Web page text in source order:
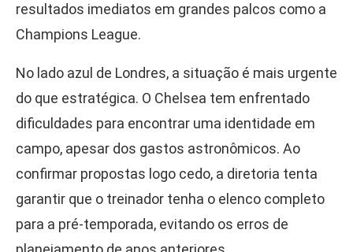
resultados imediatos em grandes palcos como a
Champions League.
No lado azul de Londres, a situação é mais urgente
do que estratégica. O Chelsea tem enfrentado
dificuldades para encontrar uma identidade em
campo, apesar dos gastos astronômicos. Ao
confirmar propostas logo cedo, a diretoria tenta
garantir que o treinador tenha o elenco completo
para a pré-temporada, evitando os erros de